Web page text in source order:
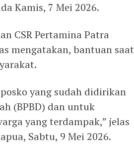
Kamis, 7 Mei 2026.
CSR Pertamina Patra
mengatakan, bantuan saat
yang sudah didirikan
(BPBD) dan untuk
yang terdampak,” jelas
Sabtu, 9 Mei 2026.